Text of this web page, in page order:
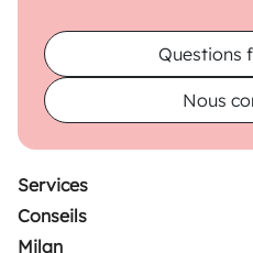
Questions
Nous
Services
Conseils
Milan